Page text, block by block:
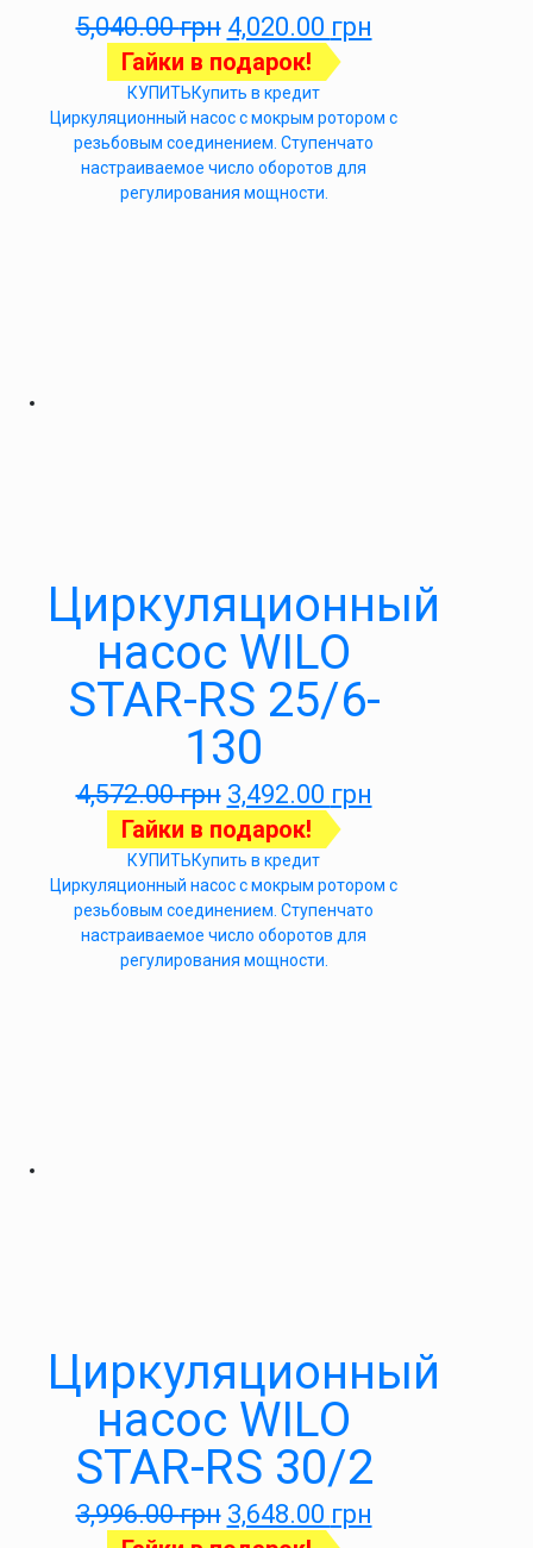
5,040.00грн 4,020.00 грн
Гайки в подарок!
КУПИТЬКупить в кредит
Циркуляционный насос с мокрым ротором с
резьбовым соединением. Ступенчато
настраиваемое число оборотов для
регулирования мощности.
Циркуляционный
насос WILO
STAR-RS 25/6-
130
4,572.00грн 3,492.00 грн
Гайки в подарок!
КУПИТЬКупить в кредит
Циркуляционный насос с мокрым ротором с
резьбовым соединением. Ступенчато
настраиваемое число оборотов для
регулирования мощности.
Циркуляционный
насос WILO
STAR-RS 30/2
3,996.00грн 3,648.00 грн